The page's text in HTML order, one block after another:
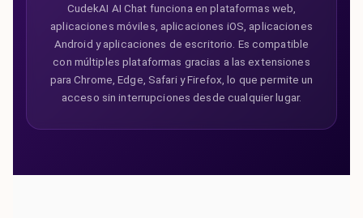
CudekAI AI Chat funciona en plataformas web,
aplicaciones móviles, aplicaciones iOS, aplicaciones
Android y aplicaciones de escritorio. Es compatible
con múltiples plataformas gracias a las extensiones
para Chrome, Edge, Safari y Firefox, lo que permite un
acceso sin interrupciones desde cualquier lugar.